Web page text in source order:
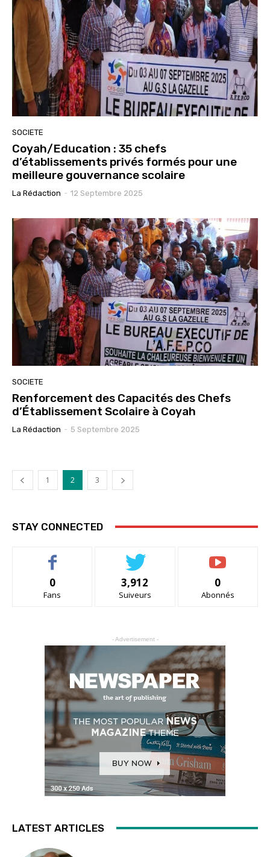
SOCIETE
Coyah/Education : 35 chefs
d’établissements privés formés pour une
meilleure gouvernance scolaire
La Rédaction - 12 Septembre 2025
SOCIETE
Renforcement des Capacités des Chefs
d’Établissement Scolaire à Coyah
La Rédaction - 5 Septembre 2025
1 2 3
STAY CONNECTED
0
Fans
3,912
Suiveurs
0
Abonnés
- Advertisement -
LATEST ARTICLES